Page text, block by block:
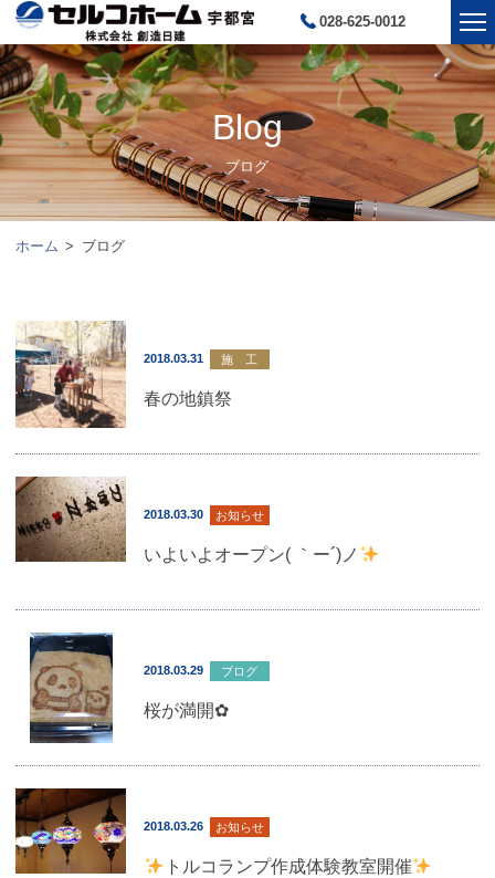
028-625-0012
Blog
ブログ
ホーム ブログ
2018.03.31 施 工
春の地鎮祭
2018.03.30 お知らせ
いよいよオープン( ｀ー´)ノ
2018.03.29 ブログ
桜が満開✿
2018.03.26 お知らせ
トルコランプ作成体験教室開催